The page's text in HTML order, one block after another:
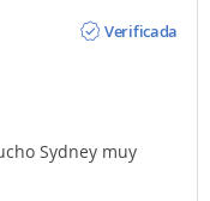
Verificada
Sydney muy